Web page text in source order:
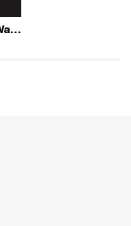
RAL 9004 (Wave)